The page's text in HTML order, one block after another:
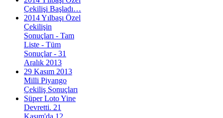
Çekilişi Başladı…
2014 Yılbaşı Özel
Çekilişin
Sonuçları - Tam
Liste - Tüm
Sonuçlar - 31
Aralık 2013
29 Kasım 2013
Milli Piyango
Çekiliş Sonuçları
Süper Loto Yine
Devretti. 21